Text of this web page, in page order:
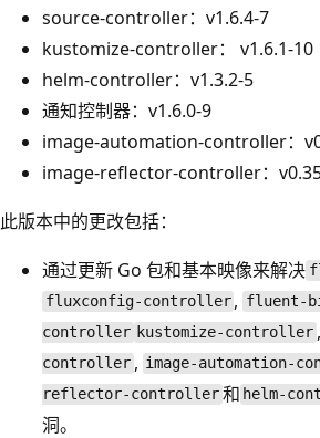
source-controller：v1.6.4-7
kustomize-controller： v1.6.1-10
helm-controller：v1.3.2-5
通知控制器：v1.6.0-9
image-automation-controller：
image-reflector-controller：
此版本中的更改包括：
通过更新 Go 包和基本映像来解决
fluxconfig-controller , fluent-
controller kustomize-controller ,
controller , image-automation-
reflector-controller和 helm-
洞。